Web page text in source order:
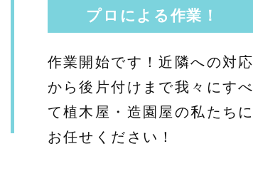
プロによる作業！
作業開始です！近隣への対応
から後片付けまで我々にすべ
て植木屋・造園屋の私たちに
お任せください！